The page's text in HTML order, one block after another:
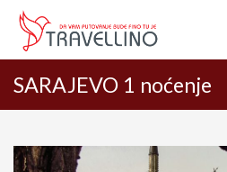
SARAJEVO 1 noćenje